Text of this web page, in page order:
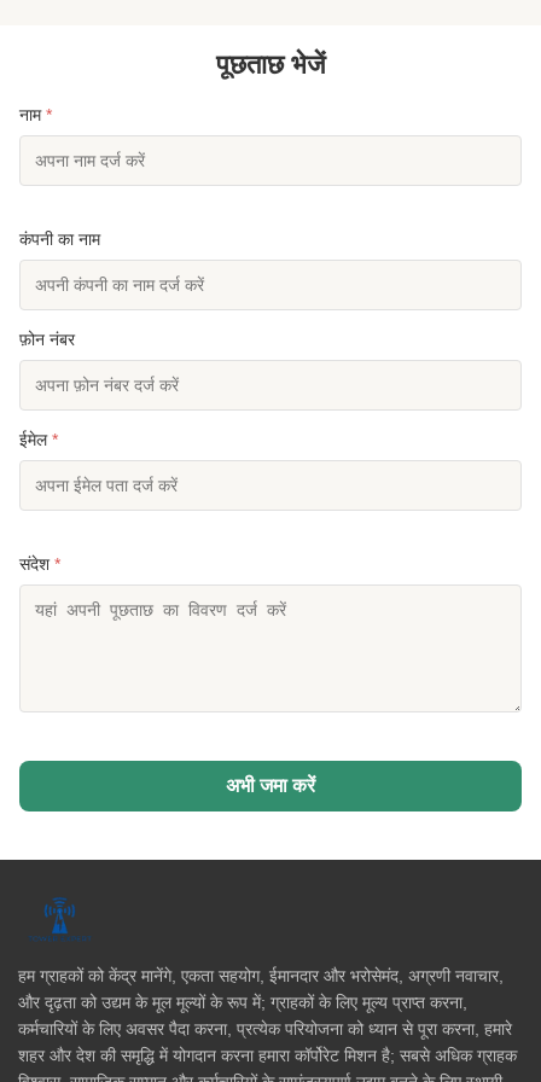
पूछताछ भेजें
नाम*
कंपनी का नाम
फ़ोन नंबर
ईमेल*
संदेश *
अभी जमा करें
हम ग्राहकों को केंद्र मानेंगे, एकता सहयोग, ईमानदार और भरोसेमंद, अग्रणी नवाचार,
और दृढ़ता को उद्यम के मूल मूल्यों के रूप में; ग्राहकों के लिए मूल्य प्राप्त करना,
कर्मचारियों के लिए अवसर पैदा करना, प्रत्येक परियोजना को ध्यान से पूरा करना, हमारे
शहर और देश की समृद्धि में योगदान करना हमारा कॉर्पोरेट मिशन है; सबसे अधिक ग्राहक